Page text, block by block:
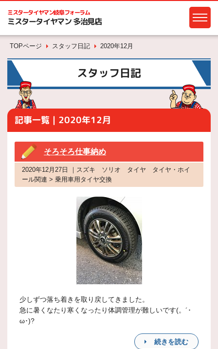
ミスタータイヤマン岐阜フォーラム
ミスタータイヤマン 多治見店
TOPページ スタッフ日記 2020年12月
スタッフ日記
記事一覧｜2020年12月
そろそろ仕事納め
2020年12月27日 ｜スズキ ソリオ タイヤ タイヤ・ホイ
ール関連 > 乗用車用タイヤ交換
少しずつ落ち着きを取り戻してきました。
急に暑くなたり寒くなったり体調管理が難しいです(。´･
ω･)?
続きを読む